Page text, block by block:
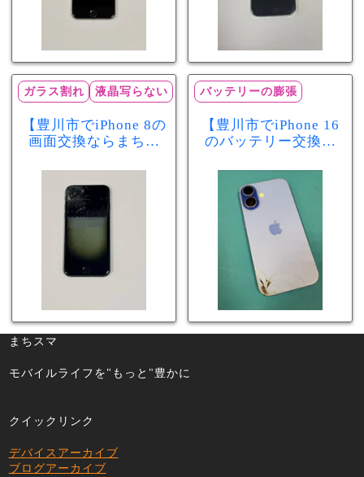
ガラス割れ 液晶写らない
【豊川市でiPhone 8の
画面交換ならまちス
れ・液晶不良も当日
60分で修理可能！
バッテリーの膨張
【豊川市でiPhone 16
のバッテリー交換な
少し膨張したバッテ
リーも当日90分で安
心修理！
まちスマ
モバイルライフを"もっと"豊かに
クイックリンク
デバイスアーカイブ
ブログアーカイブ